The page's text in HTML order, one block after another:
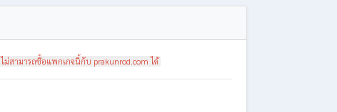
สามารถซื้อแพกเกจนี้กับ prakunrod.com ได้